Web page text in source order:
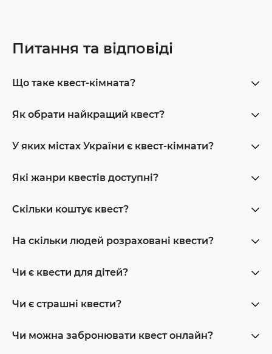
Питання та відповіді
Що таке квест-кімната?
Як обрати найкращий квест?
У яких містах України є квест-кімнати?
Які жанри квестів доступні?
Скільки коштує квест?
На скільки людей розраховані квести?
Чи є квести для дітей?
Чи є страшні квести?
Чи можна забронювати квест онлайн?